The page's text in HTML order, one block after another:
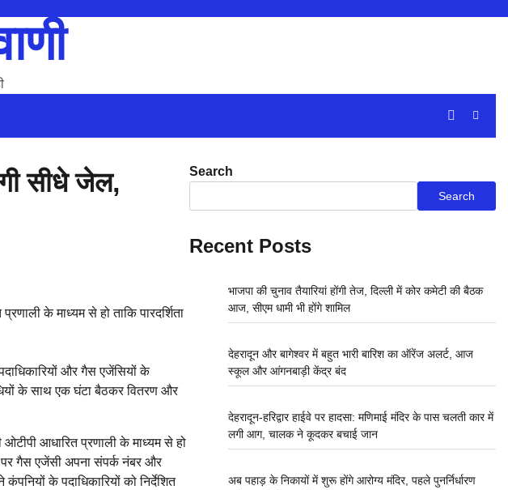
सीधे जेल,
के माध्यम से हो ताकि पारदर्शिता
और गैस एजेंसियों के
के साथ एक घंटा बैठकर वितरण और
आधारित प्रणाली के माध्यम से हो
पर गैस एजेंसी अपना संपर्क नंबर और
के पदाधिकारियों को निर्देशित
Search
Search
Recent Posts
भाजपा की चुनाव तैयारियां होंगी तेज, दिल्ली में कोर कमेटी की बैठक
आज, सीएम धामी भी होंगे शामिल
देहरादून और बागेश्वर में बहुत भारी बारिश का ऑरेंज अलर्ट, आज
स्कूल और आंगनबाड़ी केंद्र बंद
देहरादून-हरिद्वार हाईवे पर हादसा: मणिमाई मंदिर के पास चलती कार में
लगी आग, चालक ने कूदकर बचाई जान
अब पहाड़ के निकायों में शुरू होंगे आरोग्य मंदिर, पहले पुनर्निर्धारण